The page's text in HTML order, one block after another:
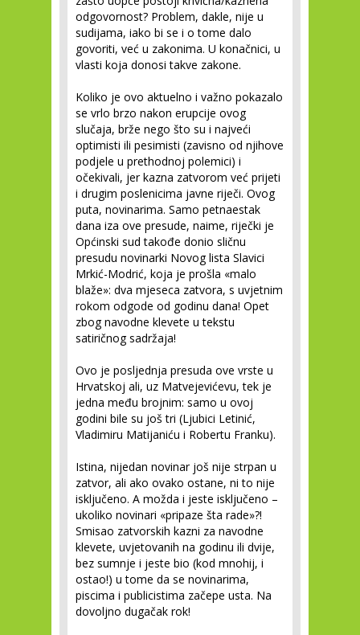
odgovornost? Problem, dakle, nije u
sudijama, iako bi se i o tome dalo
govoriti, već u zakonima. U konačnici, u
vlasti koja donosi takve zakone.
Koliko je ovo aktuelno i važno pokazalo
se vrlo brzo nakon erupcije ovog
slučaja, brže nego što su i najveći
optimisti ili pesimisti (zavisno od njihove
podjele u prethodnoj polemici) i
očekivali, jer kazna zatvorom već prijeti
i drugim poslenicima javne riječi. Ovog
puta, novinarima. Samo petnaestak
dana iza ove presude, naime, riječki je
Općinski sud takođe donio sličnu
presudu novinarki Novog lista Slavici
Mrkić-Modrić, koja je prošla «malo
blaže»: dva mjeseca zatvora, s uvjetnim
rokom odgode od godinu dana! Opet
zbog navodne klevete u tekstu
satiričnog sadržaja!
Ovo je posljednja presuda ove vrste u
Hrvatskoj ali, uz Matvejevićevu, tek je
jedna među brojnim: samo u ovoj
godini bile su još tri (Ljubici Letinić,
Vladimiru Matijaniću i Robertu Franku).
Istina, nijedan novinar još nije strpan u
zatvor, ali ako ovako ostane, ni to nije
isključeno. A možda i jeste isključeno –
ukoliko novinari «pripaze šta rade»?!
Smisao zatvorskih kazni za navodne
klevete, uvjetovanih na godinu ili dvije,
bez sumnje i jeste bio (kod mnohij, i
ostao!) u tome da se novinarima,
piscima i publicistima začepe usta. Na
dovoljno dugačak rok!